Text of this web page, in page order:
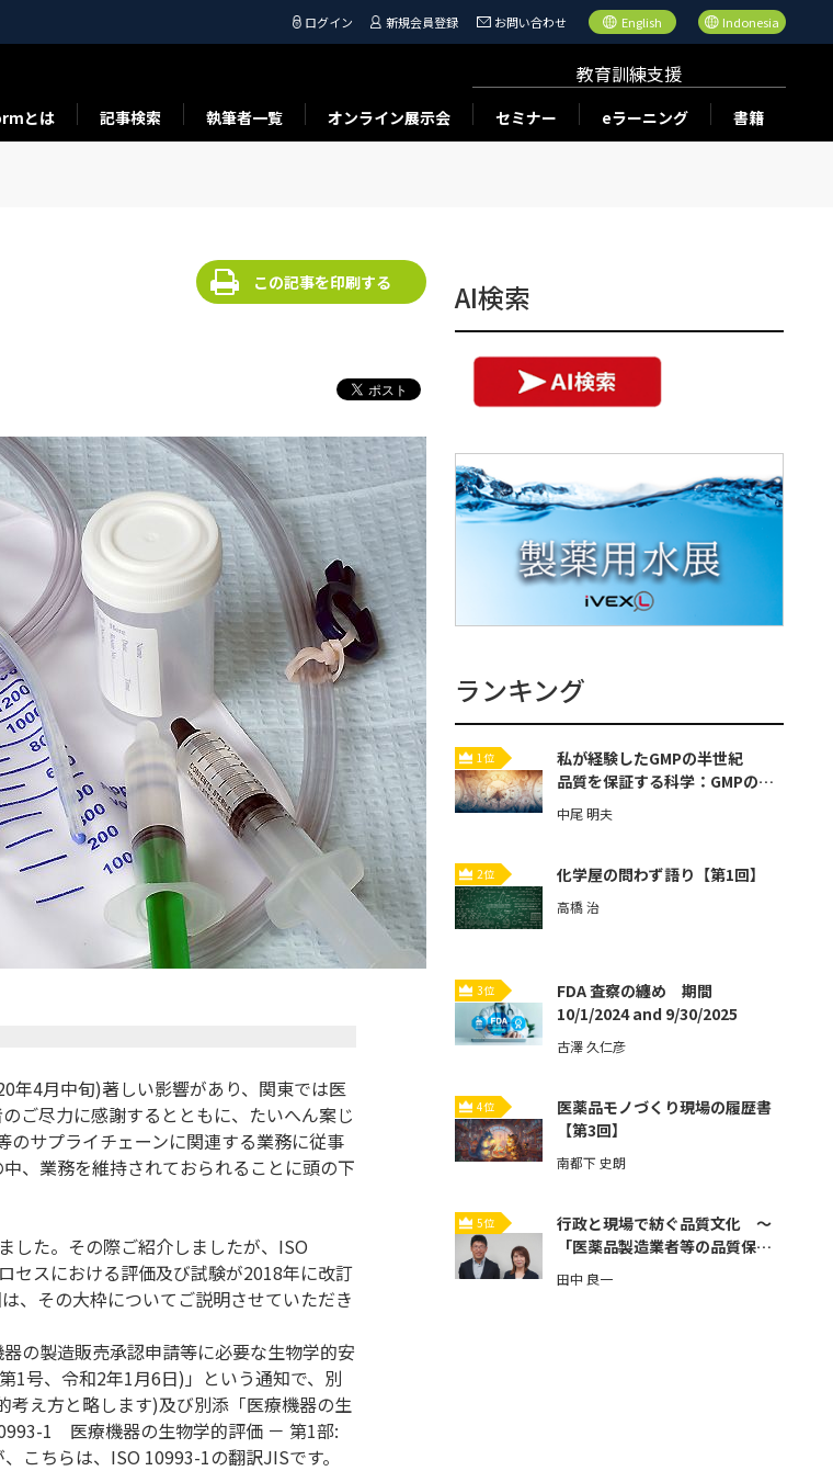
ログイン 新規会員登録 お問い合わせ English Indonesia
とは 記事検索 執筆者一覧 オンライン展示会
教育訓練支援
セミナー eラーニング 書籍
この記事を印刷する
年4月中旬)著しい影響があり、関東では医
ご尽力に感謝するとともに、たいへん案じ
サプライチェーンに関連する業務に従事
、業務を維持されておられることに頭の下
した。その際ご紹介しましたが、ISO
セスにおける評価及び試験が2018年に改訂
、その大枠についてご説明させていただき
の製造販売承認申請等に必要な生物学的安
1号、令和2年1月6日)」という通知で、別
え方と略します)及び別添「医療機器の生
1 医療機器の生物学的評価 － 第1部:
こちらは、ISO 10993-1の翻訳JISです。
AI検索
ランキング
1位
私が経験したGMPの半世紀
品質を保証する科学：GMPの歴
史と本質【第3回】
中尾 明夫
2位 化学屋の問わず語り【第1回】
高橋 治
3位
FDA 査察の纏め 期間
10/1/2024 and 9/30/2025
古澤 久仁彦
4位
医薬品モノづくり現場の履歴書
【第3回】
南都下 史朗
5位
行政と現場で紡ぐ品質文化 ～
「医薬品製造業者等の品質保証
体制強化」とその先へ～【第3
回】
田中 良一